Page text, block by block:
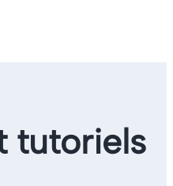
tutoriels